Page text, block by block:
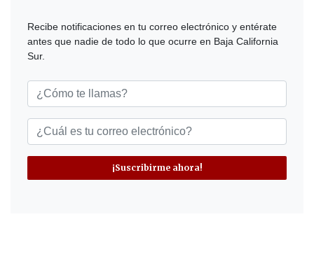
Recibe notificaciones en tu correo electrónico y entérate
antes que nadie de todo lo que ocurre en Baja California
Sur.
¡Suscribirme ahora!